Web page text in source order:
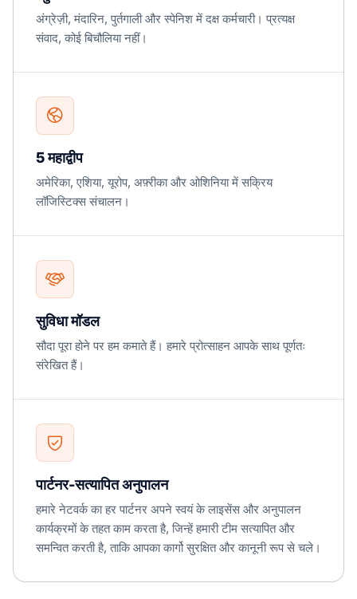
अंग्रेज़ी, मंदारिन, पुर्तगाली और स्पेनिश में दक्ष कर्मचारी। प्रत्यक्ष
संवाद, कोई बिचौलिया नहीं।
5 महाद्वीप
अमेरिका, एशिया, यूरोप, अफ़्रीका और ओशिनिया में सक्रिय
लॉजिस्टिक्स संचालन।
सुविधा मॉडल
सौदा पूरा होने पर हम कमाते हैं। हमारे प्रोत्साहन आपके साथ पूर्णतः
संरेखित हैं।
पार्टनर-सत्यापित अनुपालन
हमारे नेटवर्क का हर पार्टनर अपने स्वयं के लाइसेंस और अनुपालन
कार्यक्रमों के तहत काम करता है, जिन्हें हमारी टीम सत्यापित और
समन्वित करती है, ताकि आपका कार्गो सुरक्षित और कानूनी रूप से चले।